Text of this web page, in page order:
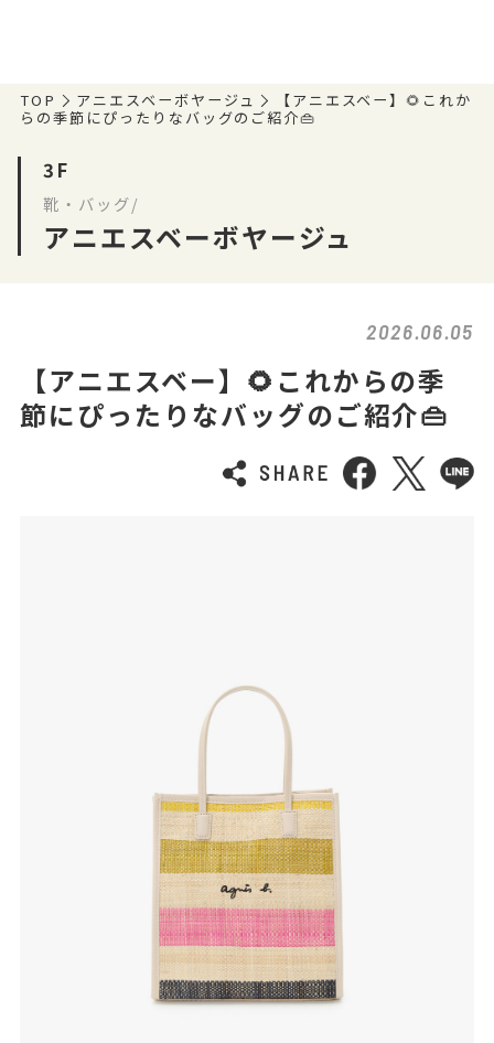
TOP アニエスベーボヤージュ
【アニエスベー】🌻これか
らの季節にぴったりなバッグのご紹介👜
3F
靴・バッグ/
アニエスベーボヤージュ
2026.06.05
【アニエスベー】🌻これからの季
節にぴったりなバッグのご紹介👜